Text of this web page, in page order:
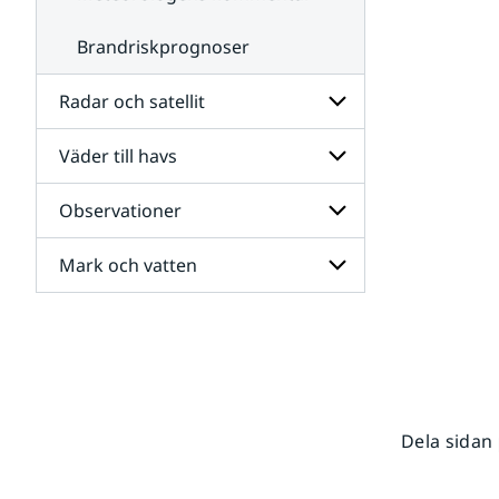
Brandriskprognoser
Radar och satellit
Undersidor
för
Radar
och
satellit
Väder till havs
Undersidor
för
Väder
till
havs
Observationer
Undersidor
för
Mark och vatten
Dela sidan